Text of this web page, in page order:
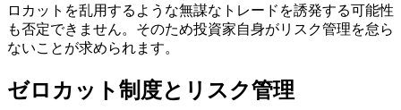
ロカットを乱用するような無謀なトレードを誘発する可能性
も否定できません。そのため投資家自身がリスク管理を怠ら
ないことが求められます。
ゼロカット制度とリスク管理